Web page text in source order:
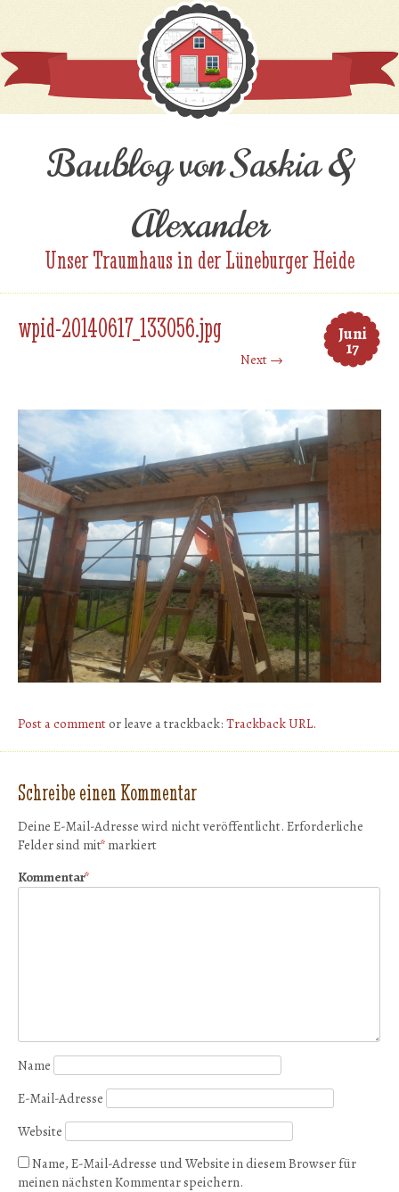
Baublog von Saskia &
Alexander
Unser Traumhaus in der Lüneburger Heide
Juni
17
wpid-20140617_133056.jpg
Next →
Post a commentor leave a trackback: Trackback URL.
Schreibe einen Kommentar
Deine E-Mail-Adresse wird nicht veröffentlicht. Erforderliche
Felder sind mit* markiert
Kommentar*
Name
E-Mail-Adresse
Website
Name, E-Mail-Adresse und Website in diesem Browser für
meinen nächsten Kommentar speichern.